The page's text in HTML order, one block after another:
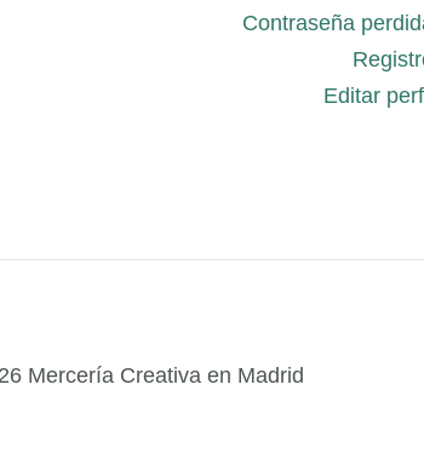
Contraseña
Editar
Mercería Creativa en Madrid